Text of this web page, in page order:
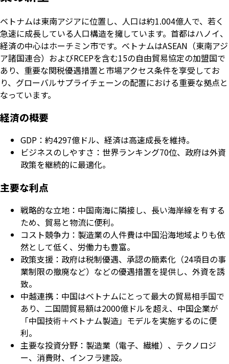
ベトナムは東南アジアに位置し、人口は約1.004億人で、若く
急速に成長している人口構造を擁しています。首都はハノイ、
経済の中心はホーチミン市です。ベトナムはASEAN（東南アジ
ア諸国連合）およびRCEPを含む15の自由貿易協定の加盟国で
あり、重要な関税優遇措置と市場アクセス条件を享受してお
り、グローバルサプライチェーンの配置における重要な拠点と
なっています。
経済の概要
GDP：約4297億ドル、経済は高速成長を維持。
ビジネスのしやすさ：世界ランキング70位、政府は外資
政策を継続的に最適化。
主要な利点
戦略的な立地：中国南海に隣接し、長い海岸線を有する
ため、貿易と物流に便利。
コスト競争力：製造業の人件費は中国沿海地域よりも依
然として低く、労働力も豊富。
政策支援：政府は税制優遇、承認の簡素化（24項目の事
業制限の撤廃など）などの優遇措置を提供し、外資を誘
致。
中越連携：中国はベトナムにとって最大の貿易相手国で
あり、二国間貿易額は2000億ドルを超え、中国企業が
「中国技術＋ベトナム製造」モデルを実施するのに便
利。
主要な投資分野：製造業（電子、繊維）、テクノロジ
ー、消費財、インフラ建設。